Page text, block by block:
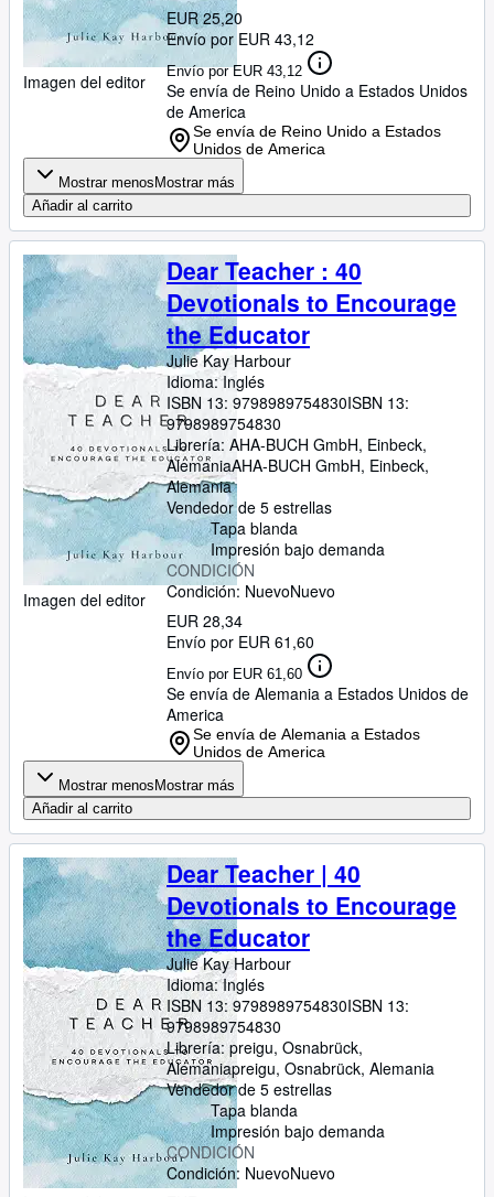
Imagen del editor
EUR 25,20
Envío por EUR 43,12
Envío por EUR 43,12
Se envía de Reino Unido a Estados Unidos
de America
Se envía de Reino Unido a Estados
Unidos de America
Mostrar menos Mostrar más
Añadir al carrito
Imagen del editor
Dear Teacher : 40
Devotionals to Encourage
the Educator
Julie Kay Harbour
Idioma: Inglés
ISBN 13: 9798989754830ISBN 13:
9798989754830
Librería:AHA-BUCH GmbH, Einbeck,
AlemaniaAHA-BUCH GmbH, Einbeck,
Alemania
Vendedor de 5 estrellas
Tapa blanda
Impresión bajo demanda
CONDICIÓN
Condición: NuevoNuevo
EUR 28,34
Envío por EUR 61,60
Envío por EUR 61,60
Se envía de Alemania a Estados Unidos de
America
Se envía de Alemania a Estados
Unidos de America
Mostrar menos Mostrar más
Añadir al carrito
Dear Teacher | 40
Devotionals to Encourage
the Educator
Julie Kay Harbour
Idioma: Inglés
ISBN 13:9798989754830ISBN 13:
9798989754830
Librería:preigu, Osnabrück,
Alemaniapreigu, Osnabrück, Alemania
Vendedor de 5 estrellas
Tapa blanda
Impresión bajo demanda
CONDICIÓN
Condición: NuevoNuevo